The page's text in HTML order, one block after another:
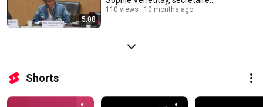
5:08
générale du SNES-FSU
110 views 10 months ago
Shorts